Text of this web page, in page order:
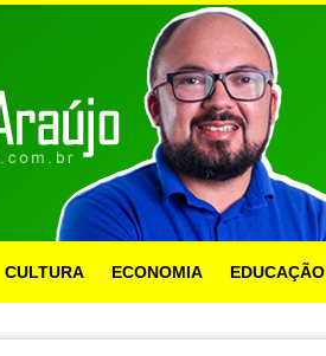
CULTURA ECONOMIA EDUCAÇÃO